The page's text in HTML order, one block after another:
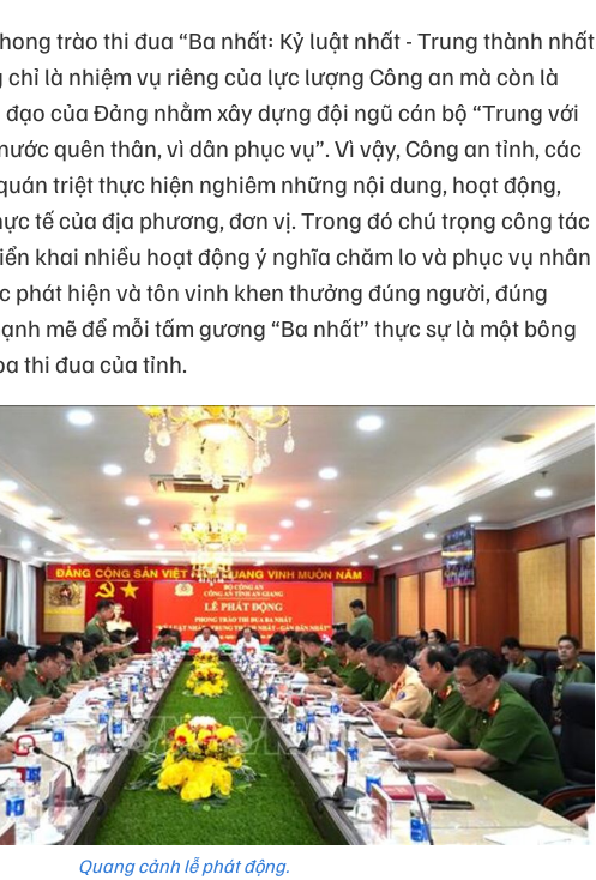
trào thi đua “Ba nhất: Kỷ luật nhất - Trung thành nhất
chỉ là nhiệm vụ riêng của lực lượng Công an mà còn là
của Đảng nhằm xây dựng đội ngũ cán bộ “Trung với
quên thân, vì dân phục vụ”. Vì vậy, Công an tỉnh, các
triệt thực hiện nghiêm những nội dung, hoạt động,
tế của địa phương, đơn vị. Trong đó chú trọng công tác
khai nhiều hoạt động ý nghĩa chăm lo và phục vụ nhân
phát hiện và tôn vinh khen thưởng đúng người, đúng
mẽ để mỗi tấm gương “Ba nhất” thực sự là một bông
thi đua của tỉnh.
Quang cảnh lễ phát động.